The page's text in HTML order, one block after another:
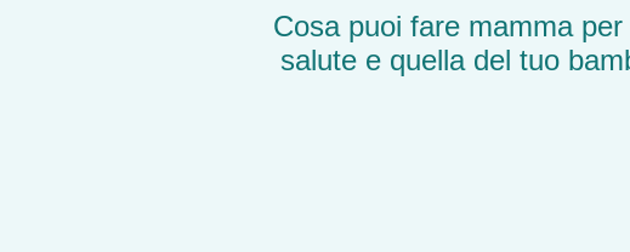
Cosa puoi fare mamma
salute e quella del tuo